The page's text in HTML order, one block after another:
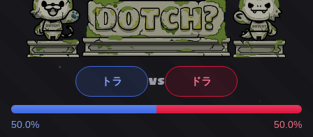
トラ VS ドラ
50.0% 50.0%